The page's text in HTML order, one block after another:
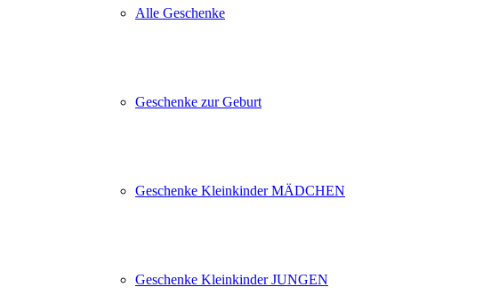
Alle Geschenke
Geschenke zur Geburt
Geschenke Kleinkinder MÄDCHEN
Geschenke Kleinkinder JUNGEN